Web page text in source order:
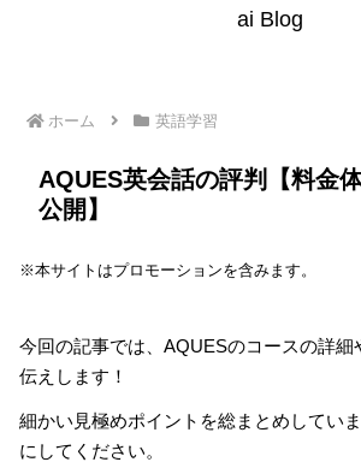
ai Blog
ホーム 英語学習
AQUES英会話の評判【料金
公開】
※本サイトはプロモーションを含みます。
今回の記事では、AQUESのコースの詳細
伝えします！
細かい見極めポイントを総まとめしてい
にしてください。